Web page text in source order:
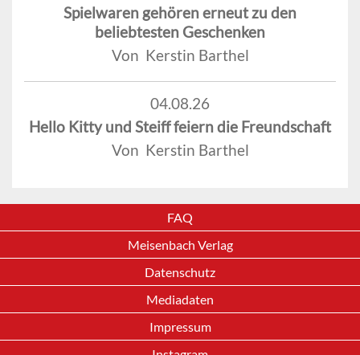
Spielwaren gehören erneut zu den
beliebtesten Geschenken
Von Kerstin Barthel
04.08.26
Hello Kitty und Steiff feiern die Freundschaft
Von Kerstin Barthel
FAQ
Meisenbach Verlag
Datenschutz
Mediadaten
Impressum